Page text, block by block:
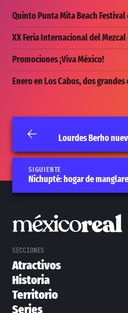
Quinto Punta Mita Beach
XX Feria Internacional del Mezcal
Promociones ¡Viva México!
Enero en Los Cabos, dos
Lourdes Berho
SIGUIENTE
Nichupté: hogar de
Atractivos
Historia
Territorio
Series